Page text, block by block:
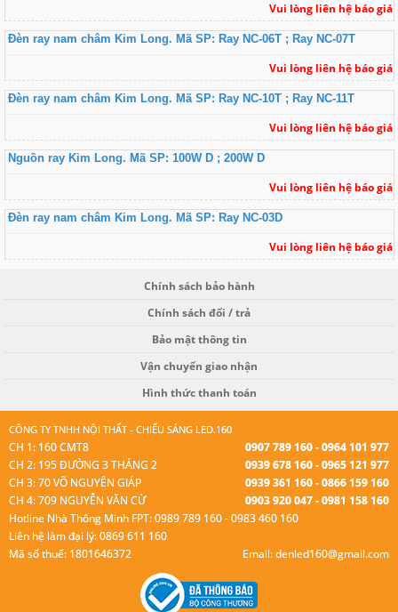
Vui lòng liên hệ báo giá
Đèn ray nam châm Kim Long. Mã SP: Ray NC-06T ; Ray NC-07T
Vui lòng liên hệ báo giá
Đèn ray nam châm Kim Long. Mã SP: Ray NC-10T ; Ray NC-11T
Vui lòng liên hệ báo giá
Nguồn ray Kim Long. Mã SP: 100W D ; 200W D
Vui lòng liên hệ báo giá
Đèn ray nam châm Kim Long. Mã SP: Ray NC-03D
Vui lòng liên hệ báo giá
Chính sách bảo hành
Chính sách đổi / trả
Bảo mật thông tin
Vận chuyển giao nhận
Hình thức thanh toán
CÔNG TY TNHH NỘI THẤT - CHIẾU SÁNG LED.160
CH 1: 160 CMT8
0907 789 160 - 0964 101 977
CH 2: 195 ĐƯỜNG 3 THÁNG 2
0939 678 160 - 0965 121 977
CH 3: 70 VÕ NGUYÊN GIÁP
0939 361 160 - 0866 159 160
CH 4: 709 NGUYỄN VĂN CỪ
0903 920 047 - 0981 158 160
Hotline Nhà Thông Minh FPT: 0989 789 160 - 0983 460 160
Liên hệ làm đại lý: 0869 611 160
Mã số thuế: 1801646372
Email: denled160@gmail.com